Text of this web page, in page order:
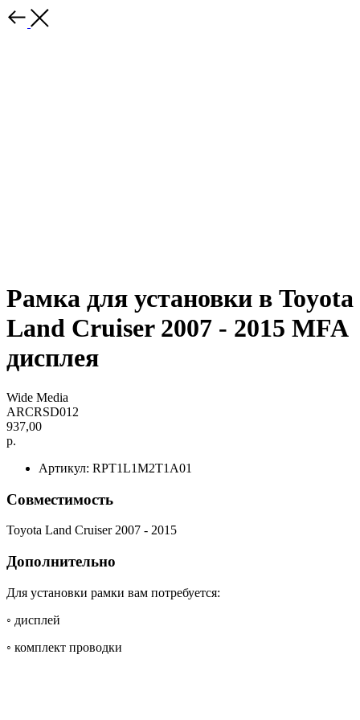
Рамка для установки в Toyota
Land Cruiser 2007 - 2015 MFA
дисплея
Wide Media
ARCRSD012
937,00
р.
Артикул: RPT1L1M2T1A01
Совместимость
Toyota Land Cruiser 2007 - 2015
Дополнительно
Для установки рамки вам потребуется:
◦ дисплей
◦ комплект проводки